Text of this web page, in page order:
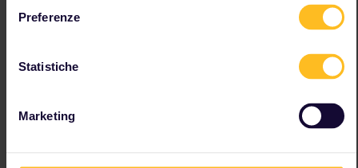
Preferenze
Statistiche
Marketing